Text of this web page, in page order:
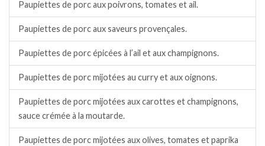
Paupiettes de porc aux poivrons, tomates et ail.
Paupiettes de porc aux saveurs provençales.
Paupiettes de porc épicées à l’ail et aux champignons.
Paupiettes de porc mijotées au curry et aux oignons.
Paupiettes de porc mijotées aux carottes et champignons,
sauce crémée à la moutarde.
Paupiettes de porc mijotées aux olives, tomates et paprika